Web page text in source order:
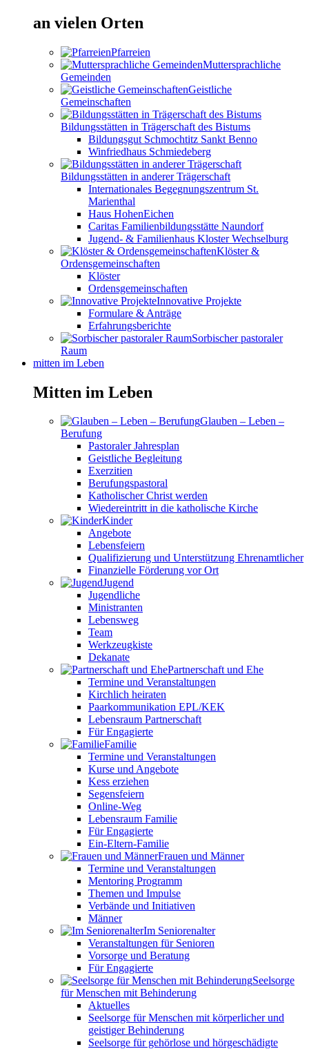
an vielen Orten
Pfarreien
Muttersprachliche
Gemeinden
Geistliche
Gemeinschaften
Bildungsstätten in Trägerschaft des Bistums
Bildungsgut Schmochtitz Sankt Benno
Winfriedhaus Schmiedeberg
Bildungsstätten in anderer Trägerschaft
Internationales Begegnungszentrum St.
Marienthal
Haus HohenEichen
Caritas Familienbildungsstätte Naundorf
Jugend- & Familienhaus Kloster Wechselburg
Klöster &
Ordensgemeinschaften
Klöster
Ordensgemeinschaften
Innovative Projekte
Formulare & Anträge
Erfahrungsberichte
Sorbischer pastoraler
Raum
mitten im Leben
Mitten im Leben
Glauben – Leben –
Berufung
Pastoraler Jahresplan
Geistliche Begleitung
Exerzitien
Berufungspastoral
Katholischer Christ werden
Wiedereintritt in die katholische Kirche
Kinder
Angebote
Lebensfeiern
Qualifizierung und Unterstützung Ehrenamtlicher
Finanzielle Förderung vor Ort
Jugend
Jugendliche
Ministranten
Lebensweg
Team
Werkzeugkiste
Dekanate
Partnerschaft und Ehe
Termine und Veranstaltungen
Kirchlich heiraten
Paarkommunikation EPL/KEK
Lebensraum Partnerschaft
Für Engagierte
Familie
Termine und Veranstaltungen
Kurse und Angebote
Kess erziehen
Segensfeiern
Online-Weg
Lebensraum Familie
Für Engagierte
Ein-Eltern-Familie
Frauen und Männer
Termine und Veranstaltungen
Mentoring Programm
Themen und Impulse
Verbände und Initiativen
Männer
Im Seniorenalter
Veranstaltungen für Senioren
Vorsorge und Beratung
Für Engagierte
Seelsorge
für Menschen mit Behinderung
Aktuelles
Seelsorge für Menschen mit körperlicher und
geistiger Behinderung
Seelsorge für gehörlose und hörgeschädigte